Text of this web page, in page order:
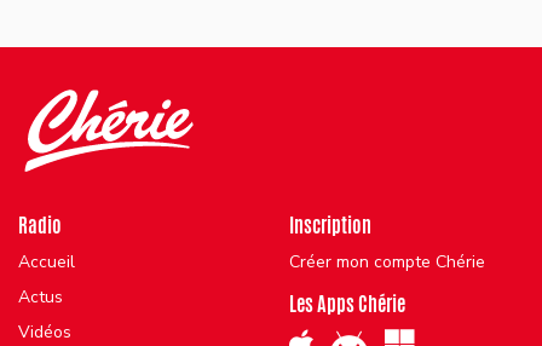
Radio
Accueil
Actus
Vidéos
Inscription
Créer mon compte Chérie
Les Apps Chérie